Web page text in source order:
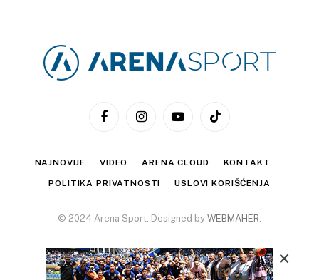
FacebookInstagramYouTubeTikTok
NAJNOVIJE VIDEO ARENA CLOUD KONTAKT
POLITIKA PRIVATNOSTI USLOVI KORIŠĆENJA
© 2024 Arena Sport. Designed by WEBMAHER.
×